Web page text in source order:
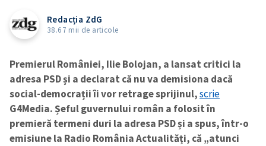
Redacția ZdG
38.67 mii de articole
Premierul României, Ilie Bolojan, a lansat critici la
adresa PSD și a declarat că nu va demisiona dacă
social-democrații îi vor retrage sprijinul,scrie
G4Media. Șeful guvernului român a folosit în
premieră termeni duri la adresa PSD și a spus, într-o
emisiune la Radio România Actualități, că „atunci